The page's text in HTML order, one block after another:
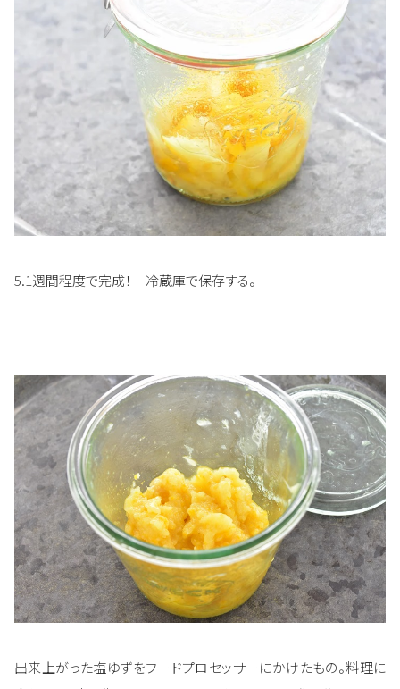
5.1週間程度で完成！ 冷蔵庫で保存する。
出来上がった塩ゆずをフードプロセッサーにかけたもの。料理に